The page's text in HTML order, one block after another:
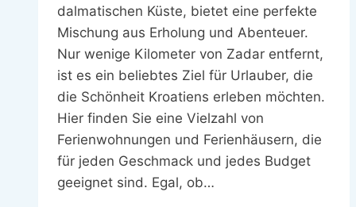
dalmatischen Küste, bietet eine perfekte
Mischung aus Erholung und Abenteuer.
Nur wenige Kilometer von Zadar entfernt,
ist es ein beliebtes Ziel für Urlauber, die
die Schönheit Kroatiens erleben möchten.
Hier finden Sie eine Vielzahl von
Ferienwohnungen und Ferienhäusern, die
für jeden Geschmack und jedes Budget
geeignet sind. Egal, ob…